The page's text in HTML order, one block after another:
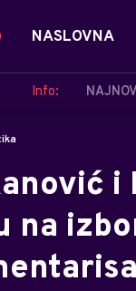
NASLOVNA
Info:
i
na